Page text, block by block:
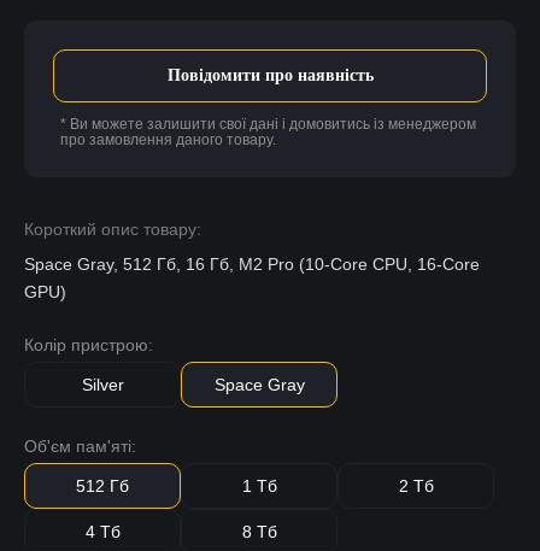
Короткий опис товару:
Space Gray, 512 Гб, 16 Гб, M2 Pro (10-Core CPU, 16-Core
GPU)
Колір пристрою:
Silver Space Gray
Об'єм пам'яті:
512 Гб 1 Тб 2 Тб
4 Тб 8 Тб
Повідомити про наявність
* Ви можете залишити свої дані і домовитись із менеджером
про замовлення даного товару.